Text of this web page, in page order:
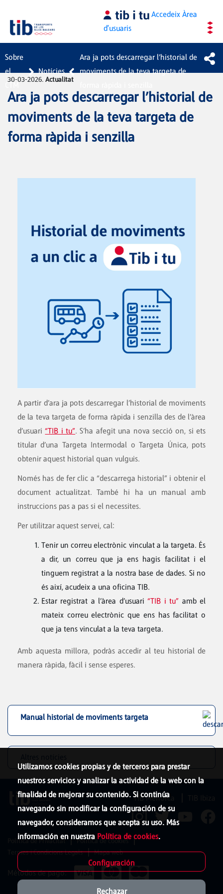
AccedeixÀrea
d'usuaris
Sobre
el
CTM
Notícies
Ara ja pots descarregar l’historial de
moviments de la teva targeta de
30-03-2026. Actualitat
Ara ja pots descarregar l’historial de
moviments de la teva targeta de
forma ràpida i senzilla
A partir d’ara ja pots descarregar l’historial de moviments
de la teva targeta de forma ràpida i senzilla des de l’àrea
d’usuari“TIB i tu”. S’ha afegit una nova secció on, si ets
titular d’una Targeta Intermodal o Targeta Única, pots
obtenir aquest historial quan vulguis.
Només has de fer clic a “descarrega historial” i obtenir el
document actualitzat. També hi ha un manual amb
instruccions pas a pas si el necessites.
Per utilitzar aquest servei, cal:
Tenir un correu electrònic vinculat a la targeta. És
a dir, un correu que ja ens hagis facilitat i el
tinguem registrat a la nostra base de dades. Si no
és així, acudeix a una oficina TIB.
Estar registrat a l’àrea d’usuari“TIB i tu” amb el
mateix correu electrònic que ens has facilitat o
que ja tens vinculat a la teva targeta.
Amb aquesta millora, podràs accedir al teu historial de
manera ràpida, fàcil i sense esperes.
Manual historial de moviments targeta
Utilizamos cookies propias y de terceros para prestar
nuestros servicios y analizar la actividad de la web con la
finalidad de mejorar su contenido. Si continúa
navegando sin modificar la configuración de su
navegador, consideramos que acepta su uso. Más
información en nuestra Política de cookies.
Configuración
Rechazar
TIB Menorca
Política de Privacitat
Política de cookies
Termes i Condicions Legals
Mapa web
Métodos de pago: